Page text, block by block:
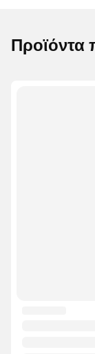
Προϊόντα